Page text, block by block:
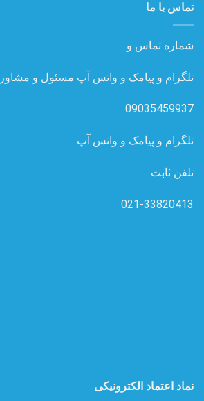
تماس با ما
شماره تماس و
تلگرام و پیامک و واتس آپ مسئول و
09035459937
تلگرام و پیامک و واتس آپ
تلفن ثابت
021-33820413
نماد اعتماد الکترونیکی